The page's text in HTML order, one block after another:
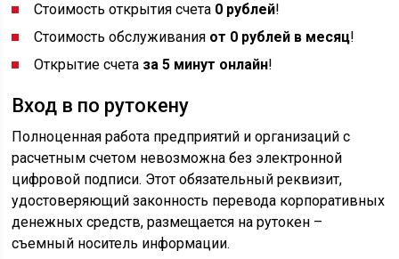
Стоимость открытия счета 0 рублей!
Стоимость обслуживания от 0 рублей в месяц!
Открытие счета за 5 минут онлайн!
Вход в по рутокену
Полноценная работа предприятий и организаций с
расчетным счетом невозможна без электронной
цифровой подписи. Этот обязательный реквизит,
удостоверяющий законность перевода корпоративных
денежных средств, размещается на рутокен –
съемный носитель информации.